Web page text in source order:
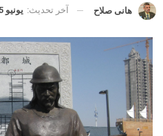
هانى صلاح آخر تحديث: يونيو 25, 2021